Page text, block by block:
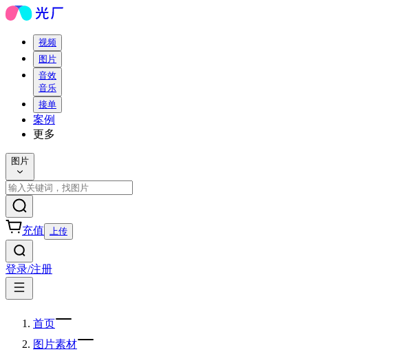
视频
图片
音效
音乐
接单
案例
更多
图片
充值 上传
登录/注册
首页
图片素材